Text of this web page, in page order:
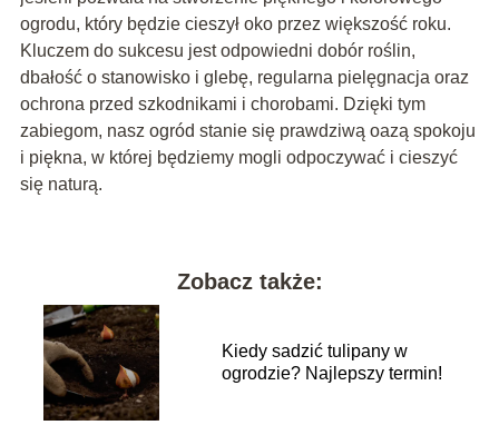
ogrodu, który będzie cieszył oko przez większość roku.
Kluczem do sukcesu jest odpowiedni dobór roślin,
dbałość o stanowisko i glebę, regularna pielęgnacja oraz
ochrona przed szkodnikami i chorobami. Dzięki tym
zabiegom, nasz ogród stanie się prawdziwą oazą spokoju
i piękna, w której będziemy mogli odpoczywać i cieszyć
się naturą.
Zobacz także:
Kiedy sadzić tulipany w
ogrodzie? Najlepszy termin!